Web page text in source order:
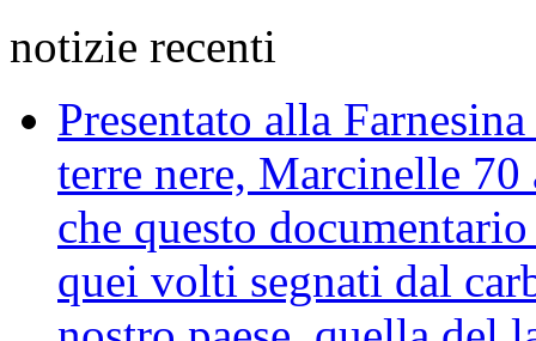
notizie recenti
Presentato alla
terre nere, Marcinelle
che questo
quei volti segnati dal